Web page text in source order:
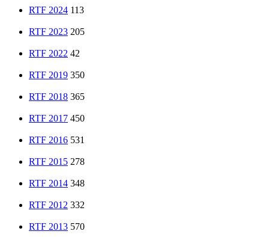
RTF 2024 113
RTF 2023 205
RTF 2022 42
RTF 2019 350
RTF 2018 365
RTF 2017 450
RTF 2016 531
RTF 2015 278
RTF 2014 348
RTF 2012 332
RTF 2013 570